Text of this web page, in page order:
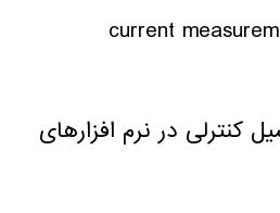
کنترلی در نرم افزارهای